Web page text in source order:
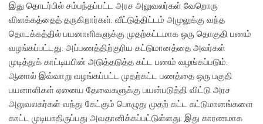
இது தொடர்பில் சம்பந்தப்பட்ட அரச அலுவலர்கள் வேறொரு
விளக்கத்தைத் தருகிறார்கள். வீட்டுத்திட்டம் அமுலுக்கு வந்த
தொடக்கத்தில் பயனாளிகளுக்கு முதற்கட்டமாக ஒரு தொகுதி பணம்
வழங்கப்பட்டது. அப்பணத்திற்குரிய கட்டுமானத்தை அவர்கள்
முடித்துக் காட்டியபின் அடுத்தடுத்த கட்ட பணம் வழங்கப்படும்.
ஆனால் இவ்வாறு வழங்கப்பட்ட முதற்கட்ட பணத்தை ஒரு பகுதி
பயனாளிகள் ஏனைய தேவைகளுக்கு பயன்படுத்தி விட்டு அரச
அலுவலகர்கள் வந்து கேட்கும் பொழுது முதற் கட்ட கட்டுமானங்களை
காட்ட முடியாதிருப்பது அவதானிக்கப்பட்டுள்ளது. இது காரணமாக